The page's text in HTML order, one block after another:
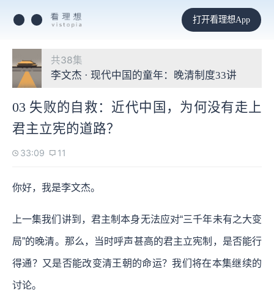
打开看理想App
共38集
李文杰 · 现代中国的童年：晚清制度33讲
03 失败的自救：近代中国，为何没有走上
君主立宪的道路？
33:09 11
你好，我是李文杰。
上一集我们讲到，君主制本身无法应对“三千年未有之大变
局”的晚清。那么，当时呼声甚高的君主立宪制，是否能行
得通？又是否能改变清王朝的命运？我们将在本集继续的
讨论。